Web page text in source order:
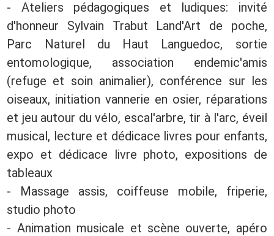
- Ateliers pédagogiques et ludiques: invité
d'honneur Sylvain Trabut Land'Art de poche,
Parc Naturel du Haut Languedoc, sortie
entomologique, association endemic'amis
(refuge et soin animalier), conférence sur les
oiseaux, initiation vannerie en osier, réparations
et jeu autour du vélo, escal'arbre, tir à l'arc, éveil
musical, lecture et dédicace livres pour enfants,
expo et dédicace livre photo, expositions de
tableaux
- Massage assis, coiffeuse mobile, friperie,
studio photo
- Animation musicale et scène ouverte, apéro